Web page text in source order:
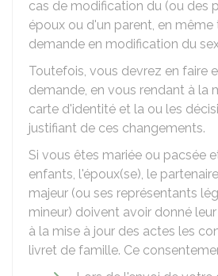
cas de modification du (ou des
époux ou d'un parent, en
demande en modification du
Toutefois, vous devrez en faire
demande, en vous rendant à la
carte d'identité et la ou les
justifiant de ces changements.
Si vous êtes mariée ou pacsée
enfants, l'époux(se), le
majeur (ou ses représentants
mineur) doivent avoir donné leur
à la mise à jour des actes les
livret de famille. Ce